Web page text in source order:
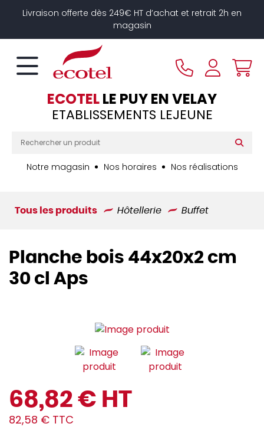
Livraison offerte dès 249€ HT d’achat et retrait 2h en
magasin
ECOTELLE PUY EN VELAY
ETABLISSEMENTS LEJEUNE
Notre magasin Nos horaires Nos réalisations
Tous les produits Hôtellerie Buffet
Planche bois 44x20x2 cm
30 cl Aps
68,82 € HT
82,58 € TTC
Panneau de gestion des cookies